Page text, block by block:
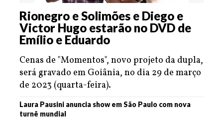
Rionegro e Solimões e Diego e
Victor Hugo estarão no DVD de
Emílio e Eduardo
Cenas de "Momentos", novo projeto da dupla,
será gravado em Goiânia, no dia 29 de março
de 2023 (quarta-feira).
Laura Pausini anuncia show em São Paulo com nova
turnê mundial